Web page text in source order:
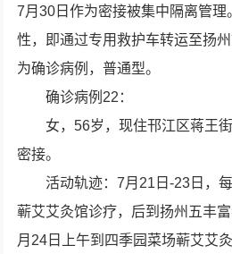
7月30日作为密接被集中隔离管理
性，即通过专用救护车转运至扬
为确诊病例，普通型。
确诊病例22：
女，56岁，现住邗江区蒋王
密接。
活动轨迹：7月21日-23日，
蕲艾艾灸馆诊疗，后到扬州五丰
月24日上午到四季园菜场蕲艾艾